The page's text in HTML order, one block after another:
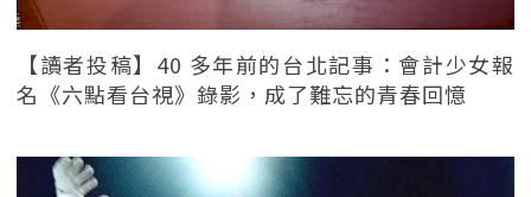
【讀者投稿】40 多年前的台北記事：會計少女報
名《六點看台視》錄影，成了難忘的青春回憶